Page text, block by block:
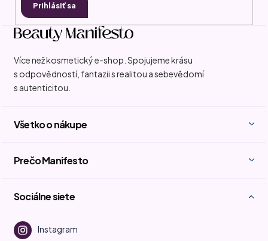
Prihlásiť sa
Více než kosmetický e-shop. Spojujeme krásu
s odpovědností, fantazii s realitou a sebevědomí
s autenticitou.
Všetko o nákupe
Prečo Manifesto
Sociálne siete
Instagram